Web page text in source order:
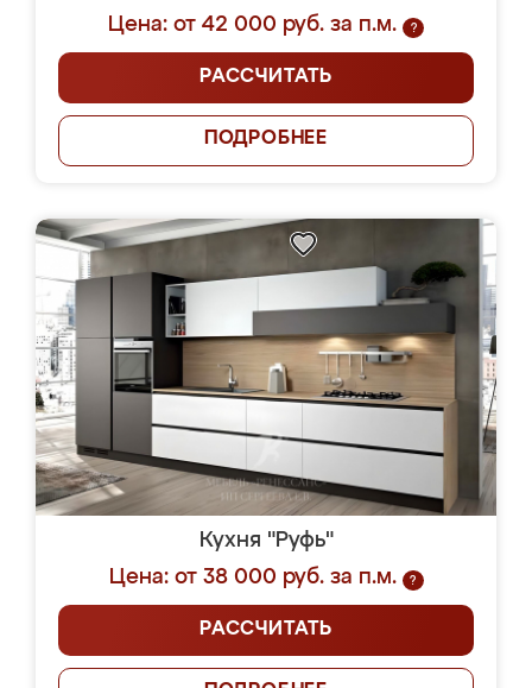
Цена: от 42 000 руб. за п.м.
?
РАССЧИТАТЬ
ПОДРОБНЕЕ
Кухня "Руфь"
Цена: от 38 000 руб. за п.м.
?
РАССЧИТАТЬ